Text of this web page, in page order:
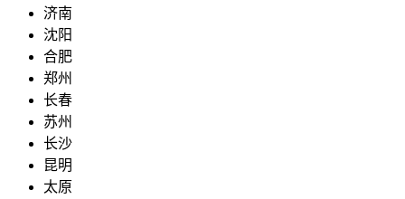
济南
沈阳
合肥
郑州
长春
苏州
长沙
昆明
太原